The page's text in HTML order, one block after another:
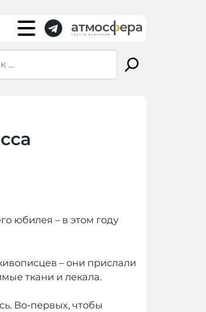
юбилея – в этом году
– они прислали
ткани и лекала.
Во-первых, чтобы